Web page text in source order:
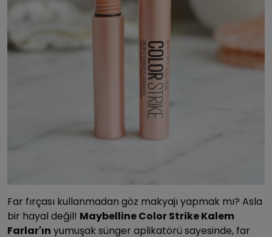
Far fırçası kullanmadan göz makyajı yapmak mı? Asla
bir hayal değil! Maybelline Color Strike Kalem
Farlar'ın yumuşak sünger aplikatörü sayesinde, far